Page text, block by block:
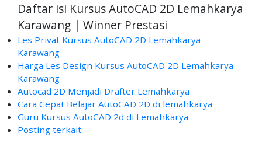
Daftar isi Kursus AutoCAD 2D Lemahkarya
Karawang | Winner Prestasi
Les Privat Kursus AutoCAD 2D Lemahkarya
Karawang
Harga Les Design Kursus AutoCAD 2D Lemahkarya
Karawang
Autocad 2D Menjadi Drafter Lemahkarya
Cara Cepat Belajar AutoCAD 2D di lemahkarya
Guru Kursus AutoCAD 2d di Lemahkarya
Posting terkait: